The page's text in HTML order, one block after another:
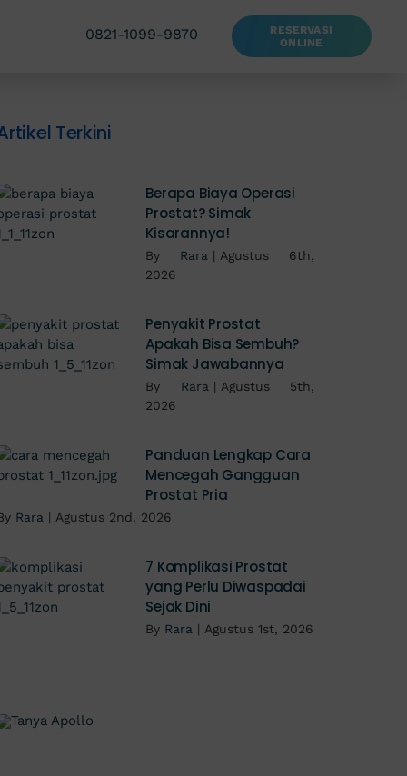
0821-1099-9870
RESERVASI
ONLINE
Terkini
Berapa Biaya Operasi
Prostat? Simak
Kisarannya!
By Rara | Agustus 6th,
2026
Penyakit Prostat
Apakah Bisa Sembuh?
Simak Jawabannya
By Rara | Agustus 5th,
2026
Panduan Lengkap Cara
Mencegah Gangguan
Prostat Pria
Rara | Agustus 2nd, 2026
7 Komplikasi Prostat
yang Perlu Diwaspadai
Sejak Dini
By Rara | Agustus 1st, 2026